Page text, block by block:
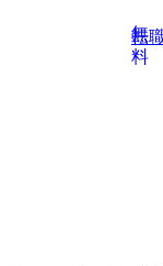
います。 生成AI
の業務革新と効率
無
料
転